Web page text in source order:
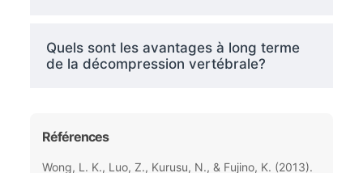
Quels sont les avantages à long terme
de la décompression vertébrale?
Références
Wong, L. K., Luo, Z., Kurusu, N., & Fujino, K. (2013).